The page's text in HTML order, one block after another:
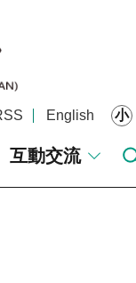
English 小
互動交流